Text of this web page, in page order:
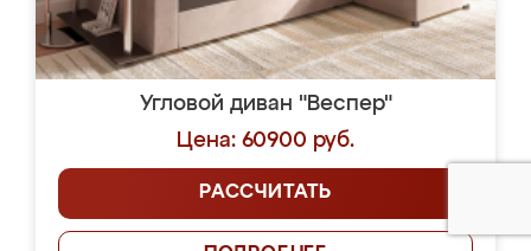
Угловой диван "Веспер"
Цена: 60900 руб.
РАССЧИТАТЬ